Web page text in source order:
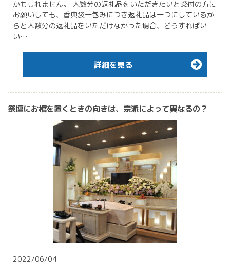
かもしれません。 人数分の返礼品をいただきたいと受付の方に
お願いしても、香典袋一包みにつき返礼品は一つにしているか
らと人数分の返礼品をいただけなかった場合、どうすればい
い…
詳細を見る
祭壇にお棺を置くときの向きは、宗派によって異なるの？
2022/06/04